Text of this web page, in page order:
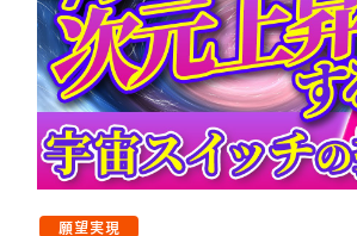
願望実現